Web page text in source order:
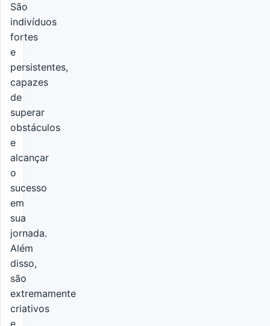
São
indivíduos
fortes
e
persistentes,
capazes
de
superar
obstáculos
e
alcançar
o
sucesso
em
sua
jornada.
Além
disso,
são
extremamente
criativos
e